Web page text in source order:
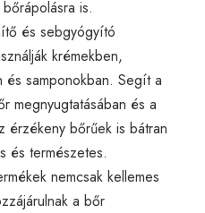
is.
és sebgyógyító
krémekben,
samponokban. Segít a
megnyugtatásában és a
érzékeny bőrűek is bátran
és természetes.
nemcsak kellemes
a bőr